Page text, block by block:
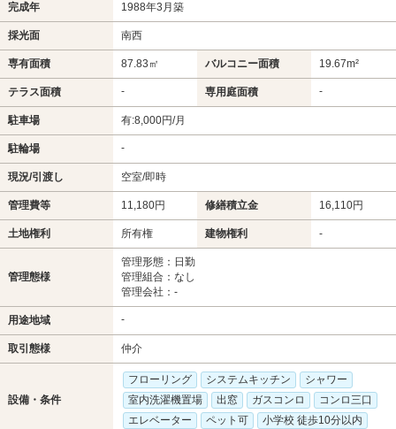
完成年 1988年3月築
採光面 南西
専有面積 87.83㎡ バルコニー面積 19.67m²
テラス面積 - 専用庭面積 -
駐車場 有:8,000円/月
駐輪場 -
現況/引渡し 空室/即時
管理費等 11,180円 修繕積立金 16,110円
土地権利 所有権 建物権利 -
管理態様
管理形態：日勤
管理組合：なし
管理会社：-
用途地域 -
取引態様 仲介
設備・条件
フローリング システムキッチン
シャワー
室内洗濯機置場
出窓 ガスコンロ
コンロ三口
エレベーター
ペット可 小学校 徒歩10分以内